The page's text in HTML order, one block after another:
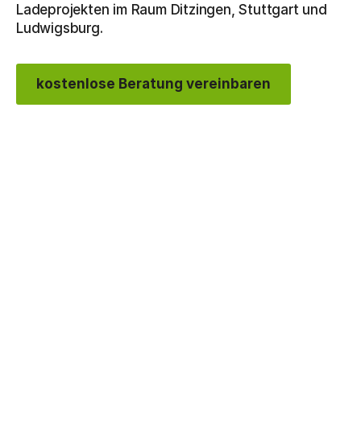
Ladeprojekten im Raum Ditzingen, Stuttgart und
Ludwigsburg.
kostenlose Beratung vereinbaren